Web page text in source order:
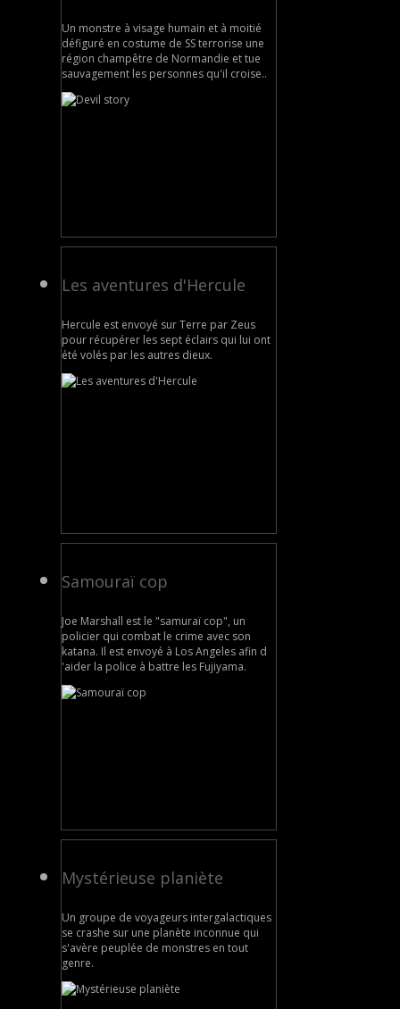
Un monstre à visage humain et à moitié
défiguré en costume de SS terrorise une
région champêtre de Normandie et tue
sauvagement les personnes qu'il croise..
Les aventures d'Hercule
Hercule est envoyé sur Terre par Zeus
pour récupérer les sept éclairs qui lui ont
été volés par les autres dieux.
Samouraï cop
Joe Marshall est le "samuraï cop", un
policier qui combat le crime avec son
katana. Il est envoyé à Los Angeles afin d
'aider la police à battre les Fujiyama.
Mystérieuse planiète
Un groupe de voyageurs intergalactiques
se crashe sur une planète inconnue qui
s'avère peuplée de monstres en tout
genre.